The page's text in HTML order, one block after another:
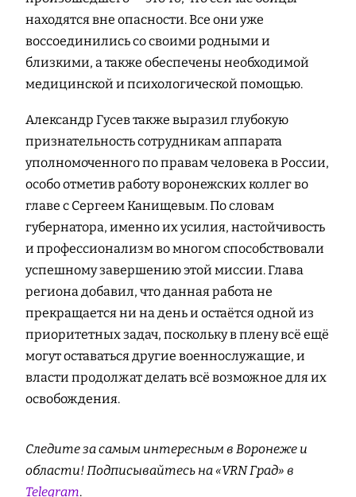
находятся вне опасности. Все они уже
воссоединились со своими родными и
близкими, а также обеспечены необходимой
медицинской и психологической помощью.
Александр Гусев также выразил глубокую
признательность сотрудникам аппарата
уполномоченного по правам человека в России,
особо отметив работу воронежских коллег во
главе с Сергеем Канищевым. По словам
губернатора, именно их усилия, настойчивость
и профессионализм во многом способствовали
успешному завершению этой миссии. Глава
региона добавил, что данная работа не
прекращается ни на день и остаётся одной из
приоритетных задач, поскольку в плену всё ещё
могут оставаться другие военнослужащие, и
власти продолжат делать всё возможное для их
освобождения.
Следите за самым интересным в Воронеже и
области! Подписывайтесь на «VRN Град» в
Telegram.